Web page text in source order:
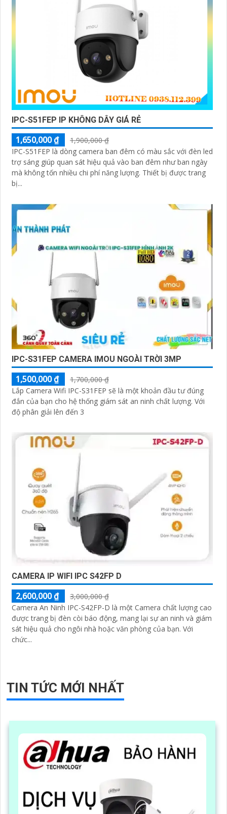
IPC-S51FEP IP KHÔNG DÂY GIÁ RẺ
1,650,000 ₫
1,900,000 ₫
IPC-S51FEP là dòng camera ban đêm có màu sắc với đèn led
trợ sáng giúp quan sát hiệu quả vào ban đêm như ban ngày
mà không tốn nhiều chi phí năng lượng. Thiết bị được trang
bị...
IPC-S31FEP CAMERA IMOU NGOÀI TRỜI 3MP
1,500,000 ₫
1,700,000 ₫
Lắp Camera Wifi IPC-S31FEP sẽ là một khoản đầu tư đúng
đắn của bạn cho hệ thống giám sát an ninh chất lượng. Với
độ phân giải lên đến 3
CAMERA IP WIFI IPC S42FP D
2,600,000 ₫
3,000,000 ₫
Camera An Ninh IPC-S42FP-D là một Camera chất lượng cao
được trang bị đèn còi báo động, mang lại sự an ninh và giám
sát hiệu quả cho ngôi nhà hoặc văn phòng của bạn. Với
chức...
TIN TỨC MỚI NHẤT